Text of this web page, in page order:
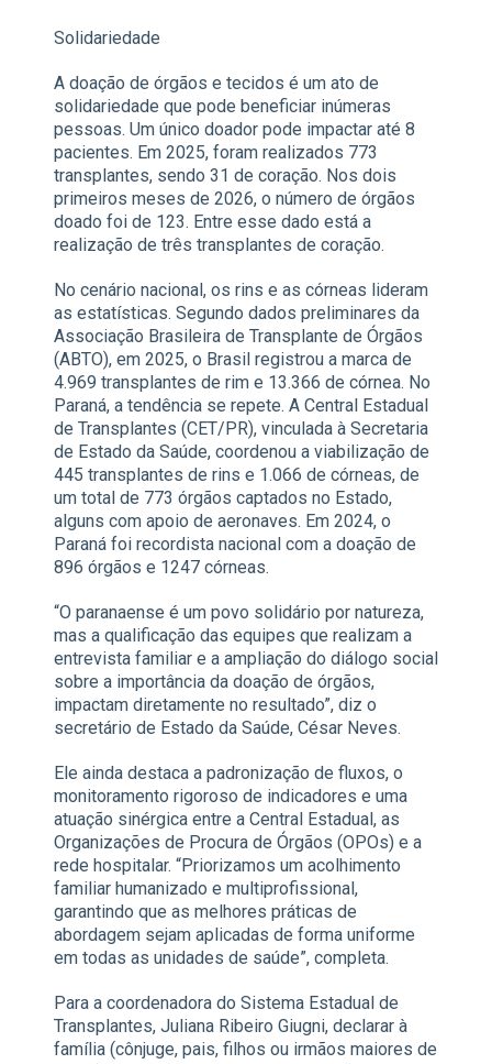
Solidariedade
A doação de órgãos e tecidos é um ato de
solidariedade que pode beneficiar inúmeras
pessoas. Um único doador pode impactar até 8
pacientes. Em 2025, foram realizados 773
transplantes, sendo 31 de coração. Nos dois
primeiros meses de 2026, o número de órgãos
doado foi de 123. Entre esse dado está a
realização de três transplantes de coração.
No cenário nacional, os rins e as córneas lideram
as estatísticas. Segundo dados preliminares da
Associação Brasileira de Transplante de Órgãos
(ABTO), em 2025, o Brasil registrou a marca de
4.969 transplantes de rim e 13.366 de córnea. No
Paraná, a tendência se repete. A Central Estadual
de Transplantes (CET/PR), vinculada à Secretaria
de Estado da Saúde, coordenou a viabilização de
445 transplantes de rins e 1.066 de córneas, de
um total de 773 órgãos captados no Estado,
alguns com apoio de aeronaves. Em 2024, o
Paraná foi recordista nacional com a doação de
896 órgãos e 1247 córneas.
“O paranaense é um povo solidário por natureza,
mas a qualificação das equipes que realizam a
entrevista familiar e a ampliação do diálogo social
sobre a importância da doação de órgãos,
impactam diretamente no resultado”, diz o
secretário de Estado da Saúde, César Neves.
Ele ainda destaca a padronização de fluxos, o
monitoramento rigoroso de indicadores e uma
atuação sinérgica entre a Central Estadual, as
Organizações de Procura de Órgãos (OPOs) e a
rede hospitalar. “Priorizamos um acolhimento
familiar humanizado e multiprofissional,
garantindo que as melhores práticas de
abordagem sejam aplicadas de forma uniforme
em todas as unidades de saúde”, completa.
Para a coordenadora do Sistema Estadual de
Transplantes, Juliana Ribeiro Giugni, declarar à
família (cônjuge, pais, filhos ou irmãos maiores de